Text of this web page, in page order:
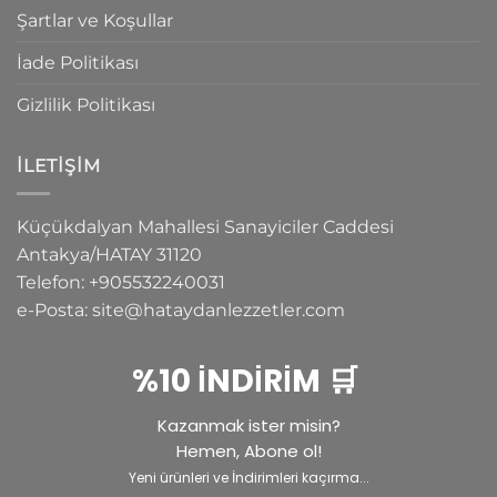
Şartlar ve Koşullar
İade Politikası
Gizlilik Politikası
İLETIŞIM
Küçükdalyan Mahallesi Sanayiciler Caddesi
Antakya/HATAY 31120
Telefon: +905532240031
e-Posta: site@hataydanlezzetler.com
%10 İNDİRİM 🛒
Kazanmak ister misin?
Hemen, Abone ol!
Yeni ürünleri ve İndirimleri kaçırma...